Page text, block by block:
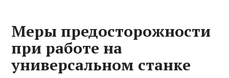
Меры предосторожности
при работе на
универсальном станке